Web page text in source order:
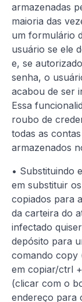
armazenadas
maioria das
um formulário
usuário se ele
e, se
senha, o
acabou de ser
Essa
roubo de
todas as
armazenados
• Substituindo
em substituir
copiados para
da carteira do
infectado
depósito para
comando copy
em copiar/ctrl
(clicar com o
endereço para